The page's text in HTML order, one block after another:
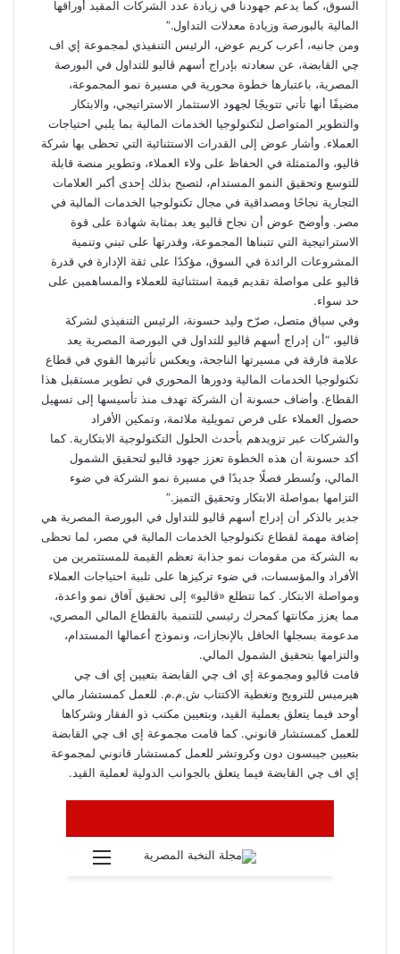
السوق، كما يدعم جهودنا في زيادة عدد الشركات المقيد أوراقها
المالية بالبورصة وزيادة معدلات التداول.”
ومن جانبه، أعرب كريم عوض، الرئيس التنفيذي لمجموعة إي اف
چي القابضة، عن سعادته بإدراج أسهم ڤاليو للتداول في البورصة
المصرية، باعتبارها خطوة محورية في مسيرة نمو المجموعة،
مضيفًا أنها تأتي تتويجًا لجهود الاستثمار الاستراتيجي، والابتكار
والتطوير المتواصل لتكنولوجيا الخدمات المالية بما يلبي احتياجات
العملاء. وأشار عوض إلى القدرات الاستثنائية التي تحظى بها شركة
ڤاليو، والمتمثلة في الحفاظ على ولاء العملاء، وتطوير منصة قابلة
للتوسع وتحقيق النمو المستدام، لتصبح بذلك إحدى أكبر العلامات
التجارية نجاحًا ومصداقية في مجال تكنولوجيا الخدمات المالية في
مصر. وأوضح عوض أن نجاح ڤاليو يعد بمثابة شهادة على قوة
الاستراتيجية التي تتبناها المجموعة، وقدرتها على تبني وتنمية
المشروعات الرائدة في السوق، مؤكدًا على ثقة الإدارة في قدرة
ڤاليو على مواصلة تقديم قيمة استثنائية للعملاء والمساهمين على
حد سواء.
وفي سياق متصل، صرّح وليد حسونة، الرئيس التنفيذي لشركة
ڤاليو، “أن إدراج أسهم ڤاليو للتداول في البورصة المصرية يعد
علامة فارقة في مسيرتها الناجحة، ويعكس تأثيرها القوي في قطاع
تكنولوجيا الخدمات المالية ودورها المحوري في تطوير مستقبل هذا
القطاع. وأضاف حسونة أن الشركة تهدف منذ تأسيسها إلى تسهيل
حصول العملاء على فرص تمويلية ملائمة، وتمكين الأفراد
والشركات عبر تزويدهم بأحدث الحلول التكنولوجية الابتكارية. كما
أكد حسونة أن هذه الخطوة تعزز جهود ڤاليو لتحقيق الشمول
المالي، وتُسطر فصلًا جديدًا في مسيرة نمو الشركة في ضوء
التزامها بمواصلة الابتكار وتحقيق التميز.”
جدير بالذكر أن إدراج أسهم ڤاليو للتداول في البورصة المصرية هي
إضافة مهمة لقطاع تكنولوجيا الخدمات المالية في مصر، لما تحظى
به الشركة من مقومات نمو جذابة تعظم القيمة للمستثمرين من
الأفراد والمؤسسات، في ضوء تركيزها على تلبية احتياجات العملاء
ومواصلة الابتكار. كما تتطلع «ڤاليو» إلى تحقيق آفاق نمو واعدة،
مما يعزز مكانتها كمحرك رئيسي للتنمية بالقطاع المالي المصري،
مدعومة بسجلها الحافل بالإنجازات، ونموذج أعمالها المستدام،
والتزامها بتحقيق الشمول المالي.
قامت ڤاليو ومجموعة إي اف چي القابضة بتعيين إي اف چي
هيرميس للترويج وتغطية الاكتتاب ش.م.م. للعمل كمستشار مالي
أوحد فيما يتعلق بعملية القيد، وبتعيين مكتب ذو الفقار وشركاها
للعمل كمستشار قانوني. كما قامت مجموعة إي اف چي القابضة
بتعيين جيبسون دون وكروتشر للعمل كمستشار قانوني لمجموعة
إي اف چي القابضة فيما يتعلق بالجوانب الدولية لعملية القيد.